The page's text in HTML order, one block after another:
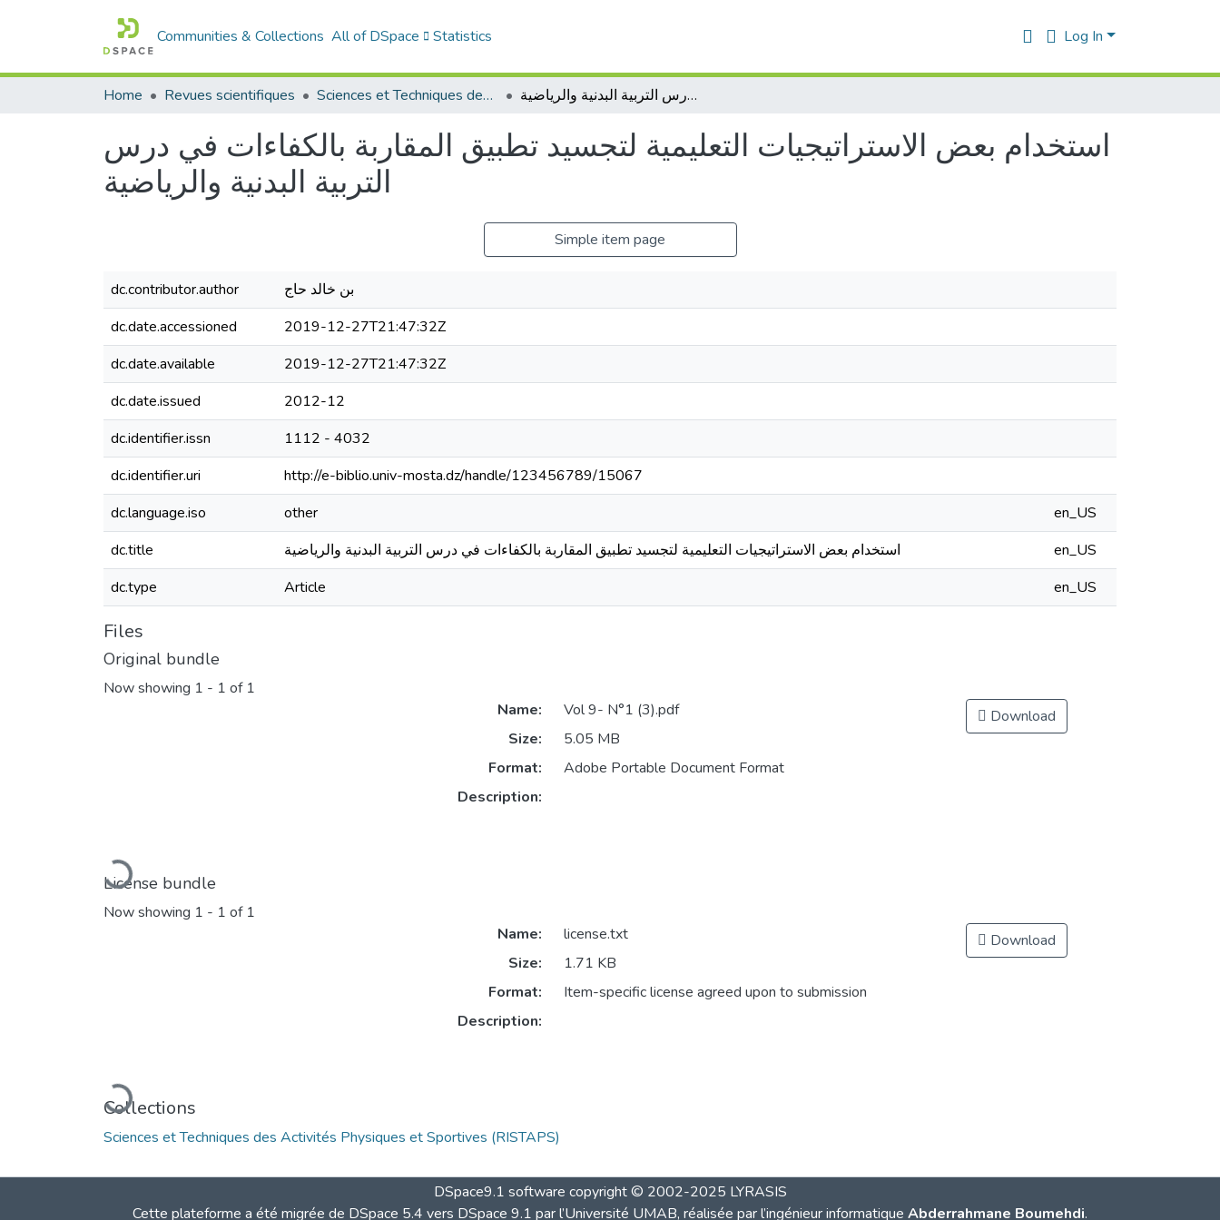
Communities & Collections All of DSpace Statistics Log In
Home Revues scientifiques Sciences et Techniques des Activités Physiques et Sportives (RISTAPS) استخدام بعض الاستراتيجيات التعليمية لتجسيد تطبيق المقاربة بالكفاءات في درس التربية البدنية والرياضية
استخدام بعض الاستراتيجيات التعليمية لتجسيد تطبيق المقاربة بالكفاءات في درس
التربية البدنية والرياضية
Simple item page
dc.contributor.author
بن خالد حاج
dc.date.accessioned
2019-12-27T21:47:32Z
dc.date.available
2019-12-27T21:47:32Z
dc.date.issued
2012-12
dc.identifier.issn
1112 - 4032
dc.identifier.uri
http://e-biblio.univ-mosta.dz/handle/123456789/15067
dc.language.iso
other
en_US
dc.title
استخدام بعض الاستراتيجيات التعليمية لتجسيد تطبيق المقاربة بالكفاءات في درس التربية البدنية والرياضية
en_US
dc.type
Article en_US
Files
Original bundle
Now showing 1 - 1 of 1
Loading...
Name:
Vol 9- N°1 (3).pdf
Size:
5.05 MB
Format:
Adobe Portable Document Format
Description:
Download
License bundle
Now showing 1 - 1 of 1
Loading...
Name:
license.txt
Size:
1.71 KB
Format:
Item-specific license agreed upon to submission
Description:
Download
Collections
Sciences et Techniques des Activités Physiques et Sportives (RISTAPS)
DSpace9.1 software copyright © 2002-2025 LYRASIS
Cette plateforme a été migrée de DSpace 5.4 vers DSpace 9.1 par l’Université UMAB, réalisée par l’ingénieur informatique Abderrahmane Boumehdi.